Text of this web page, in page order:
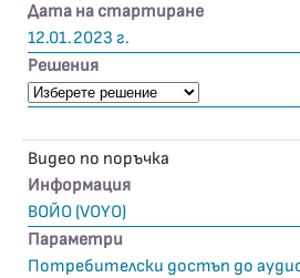
Дата на стартиране
12.01.2023 г.
Решения
Видео по поръчка
Информация
ВОЙО (VOYO)
Параметри
Потребителски достъп до